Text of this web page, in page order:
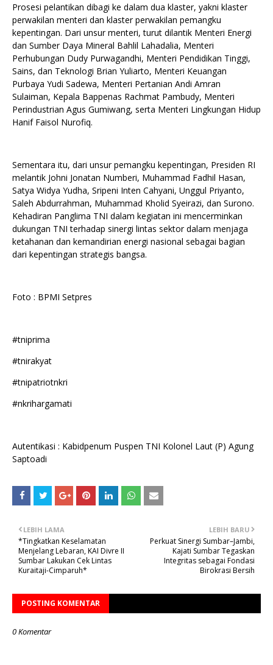
Prosesi pelantikan dibagi ke dalam dua klaster, yakni klaster
perwakilan menteri dan klaster perwakilan pemangku
kepentingan. Dari unsur menteri, turut dilantik Menteri Energi
dan Sumber Daya Mineral Bahlil Lahadalia, Menteri
Perhubungan Dudy Purwagandhi, Menteri Pendidikan Tinggi,
Sains, dan Teknologi Brian Yuliarto, Menteri Keuangan
Purbaya Yudi Sadewa, Menteri Pertanian Andi Amran
Sulaiman, Kepala Bappenas Rachmat Pambudy, Menteri
Perindustrian Agus Gumiwang, serta Menteri Lingkungan Hidup
Hanif Faisol Nurofiq.
Sementara itu, dari unsur pemangku kepentingan, Presiden RI
melantik Johni Jonatan Numberi, Muhammad Fadhil Hasan,
Satya Widya Yudha, Sripeni Inten Cahyani, Unggul Priyanto,
Saleh Abdurrahman, Muhammad Kholid Syeirazi, dan Surono.
Kehadiran Panglima TNI dalam kegiatan ini mencerminkan
dukungan TNI terhadap sinergi lintas sektor dalam menjaga
ketahanan dan kemandirian energi nasional sebagai bagian
dari kepentingan strategis bangsa.
Foto : BPMI Setpres
#tniprima
#tnirakyat
#tnipatriotnkri
#nkrihargamati
Autentikasi : Kabidpenum Puspen TNI Kolonel Laut (P) Agung
Saptoadi
LEBIH BARU
Perkuat Sinergi Sumbar–Jambi,
Kajati Sumbar Tegaskan
Integritas sebagai Fondasi
Birokrasi Bersih
LEBIH LAMA
*Tingkatkan Keselamatan
Menjelang Lebaran, KAI Divre II
Sumbar Lakukan Cek Lintas
Kuraitaji-Cimparuh*
POSTING KOMENTAR
0 Komentar